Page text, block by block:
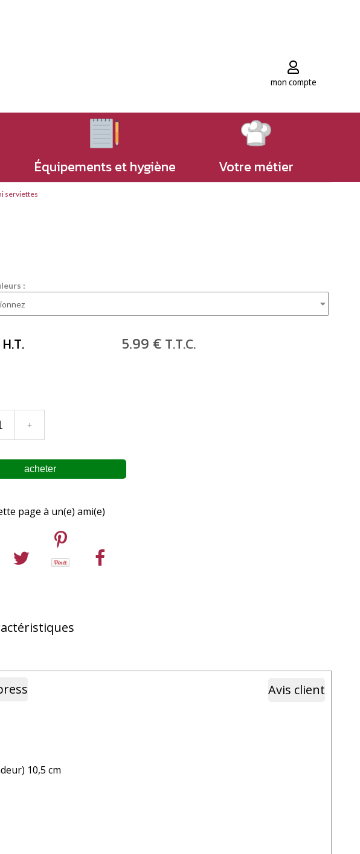
mon compte
Équipements et hygiène Votre métier
serviettes
:
H.T. 5.99 € T.T.C.
page à un(e) ami(e)
Avis client
10,5 cm